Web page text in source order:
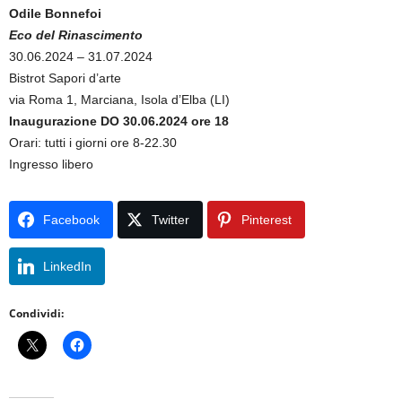
Odile Bonnefoi
Eco del Rinascimento
30.06.2024 – 31.07.2024
Bistrot Sapori d’arte
via Roma 1, Marciana, Isola d’Elba (LI)
Inaugurazione DO 30.06.2024 ore 18
Orari: tutti i giorni ore 8-22.30
Ingresso libero
Facebook Twitter Pinterest
LinkedIn
Condividi: